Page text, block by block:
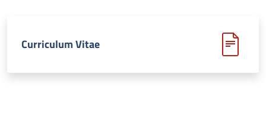
Curriculum Vitae